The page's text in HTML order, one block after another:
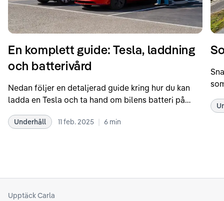
En komplett guide: Tesla, laddning
och batterivård
Nedan följer en detaljerad guide kring hur du kan
ladda en Tesla och ta hand om bilens batteri på
rekommendationer samt våra egna erfarenheter
Underhåll 11 feb. 2025 | 6 min
att
Upptäck Carla